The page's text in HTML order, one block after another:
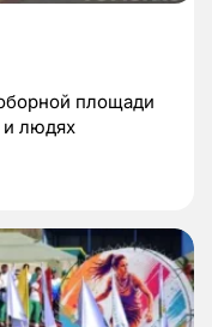
площади
и людях